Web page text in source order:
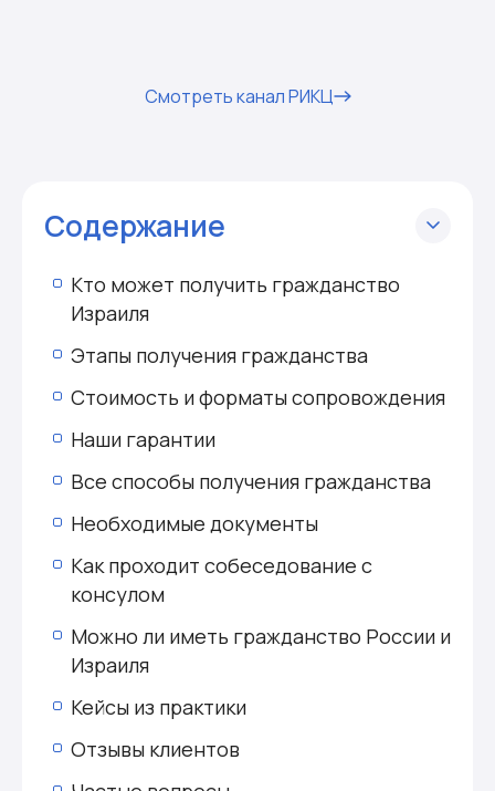
Смотреть канал РИКЦ
Содержание
Кто может получить гражданство
Израиля
Этапы получения гражданства
Стоимость и форматы сопровождения
Наши гарантии
Все способы получения гражданства
Необходимые документы
Как проходит собеседование с
консулом
Можно ли иметь гражданство России и
Израиля
Кейсы из практики
Отзывы клиентов